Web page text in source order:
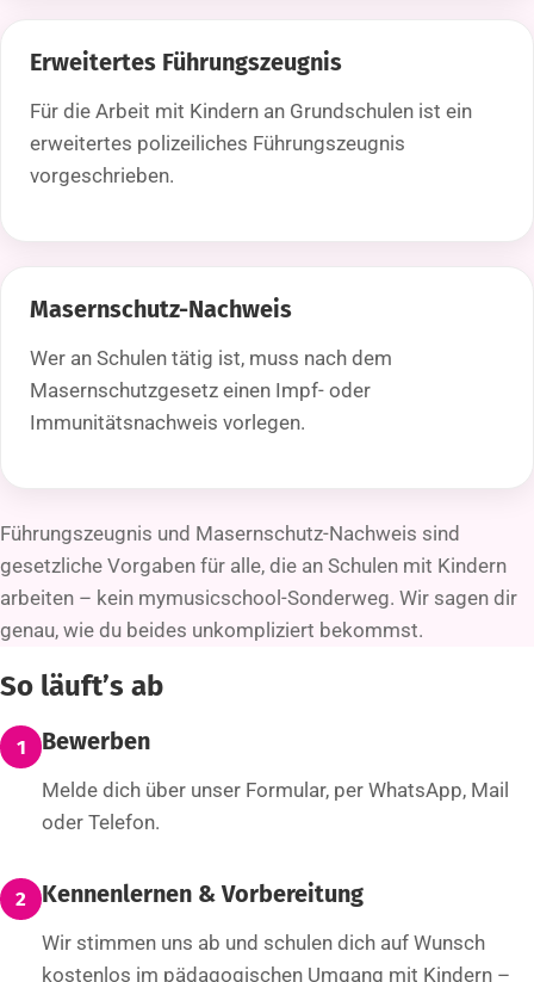
Erweitertes Führungszeugnis
Für die Arbeit mit Kindern an Grundschulen ist ein
erweitertes polizeiliches Führungszeugnis
vorgeschrieben.
Masernschutz-Nachweis
Wer an Schulen tätig ist, muss nach dem
Masernschutzgesetz einen Impf- oder
Immunitätsnachweis vorlegen.
Führungszeugnis und Masernschutz-Nachweis sind
gesetzliche Vorgaben für alle, die an Schulen mit Kindern
arbeiten – kein mymusicschool-Sonderweg. Wir sagen dir
genau, wie du beides unkompliziert bekommst.
So läuft’s ab
1 Bewerben
Melde dich über unser Formular, per WhatsApp, Mail
oder Telefon.
2 Kennenlernen & Vorbereitung
Wir stimmen uns ab und schulen dich auf Wunsch
kostenlos im pädagogischen Umgang mit Kindern –